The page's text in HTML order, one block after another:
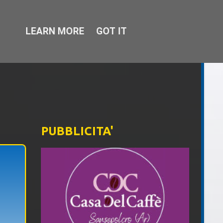
PUBBLICITA'
LEARN MORE GOT IT